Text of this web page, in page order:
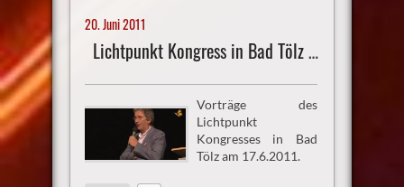
20. Juni 2011
Lichtpunkt Kongress in Bad Tölz Vortrag 6
Vorträge des
Lichtpunkt
Kongresses in Bad
Tölz am 17.6.2011.